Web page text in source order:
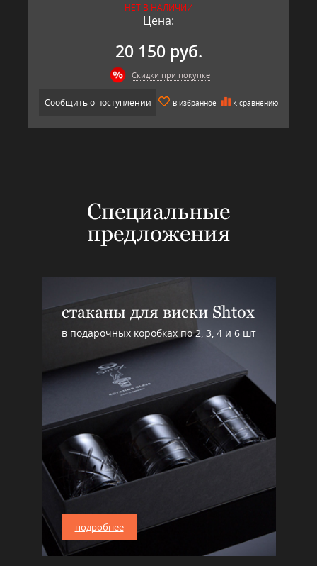
НЕТ В НАЛИЧИИ
Цена:
20 150 руб.
Скидки при покупке
Сообщить о поступлении В избранное К сравнению
Специальные
предложения
стаканы для виски Shtox
в подарочных коробках по 2, 3, 4 и 6 шт
подробнее